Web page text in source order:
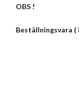
OBS !
Beställningsvara